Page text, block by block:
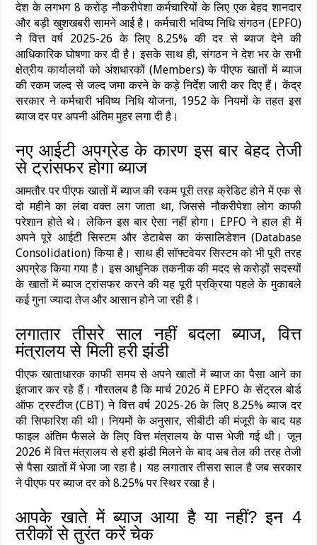
देश के लगभग 8 करोड़ नौकरीपेशा कर्मचारियों के लिए एक बेहद शानदार
और बड़ी खुशखबरी सामने आई है। कर्मचारी भविष्य निधि संगठन (EPFO)
ने वित्त वर्ष 2025-26 के लिए 8.25% की दर से ब्याज देने की
आधिकारिक घोषणा कर दी है। इसके साथ ही, संगठन ने देश भर के सभी
क्षेत्रीय कार्यालयों को अंशधारकों (Members) के पीएफ खातों में ब्याज
की रकम जल्द से जल्द जमा करने के कड़े निर्देश जारी कर दिए हैं। केंद्र
सरकार ने कर्मचारी भविष्य निधि योजना, 1952 के नियमों के तहत इस
ब्याज दर पर अपनी अंतिम मुहर लगा दी है।
नए आईटी अपग्रेड के कारण इस बार बेहद तेजी
से ट्रांसफर होगा ब्याज
आमतौर पर पीएफ खातों में ब्याज की रकम पूरी तरह क्रेडिट होने में एक से
दो महीने का लंबा वक्त लग जाता था, जिससे नौकरीपेशा लोग काफी
परेशान होते थे। लेकिन इस बार ऐसा नहीं होगा। EPFO ने हाल ही में
अपने पूरे आईटी सिस्टम और डेटाबेस का कंसालिडेशन (Database
Consolidation) किया है। साथ ही सॉफ्टवेयर सिस्टम को भी पूरी तरह
अपग्रेड किया गया है। इस आधुनिक तकनीक की मदद से करोड़ों सदस्यों
के खातों में ब्याज ट्रांसफर करने की यह पूरी प्रक्रिया पहले के मुकाबले
कई गुना ज्यादा तेज और आसान होने जा रही है।
लगातार तीसरे साल नहीं बदला ब्याज, वित्त
मंत्रालय से मिली हरी झंडी
पीएफ खाताधारक काफी समय से अपने खातों में ब्याज का पैसा आने का
इंतजार कर रहे हैं। गौरतलब है कि मार्च 2026 में EPFO के सेंट्रल बोर्ड
ऑफ ट्रस्टीज (CBT) ने वित्त वर्ष 2025-26 के लिए 8.25% ब्याज दर
की सिफारिश की थी। नियमों के अनुसार, सीबीटी की मंजूरी के बाद यह
फाइल अंतिम फैसले के लिए वित्त मंत्रालय के पास भेजी गई थी। जून
2026 में वित्त मंत्रालय से हरी झंडी मिलने के बाद अब तेल की तरह तेजी
से पैसा खातों में भेजा जा रहा है। यह लगातार तीसरा साल है जब सरकार
ने पीएफ पर ब्याज दर को 8.25% पर स्थिर रखा है।
आपके खाते में ब्याज आया है या नहीं? इन 4
तरीकों से तुरंत करें चेक